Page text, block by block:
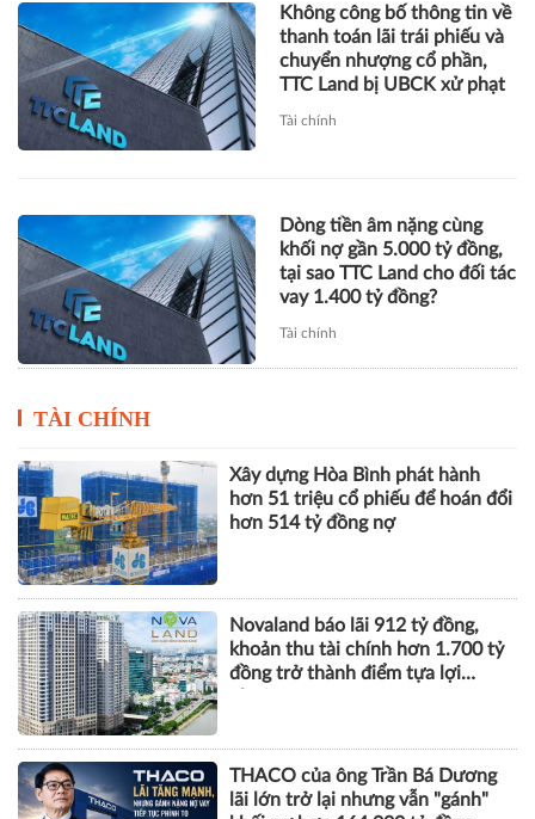
Dòng tiền âm nặng cùng
khối nợ gần 5.000 tỷ đồng,
tại sao TTC Land cho đối tác
TÀI CHÍNH
Xây dựng Hòa Bình phát hành
hơn 51 triệu cổ phiếu để hoán đổi
hơn 514 tỷ đồng nợ
Novaland báo lãi 912 tỷ đồng,
khoản thu tài chính hơn 1.700 tỷ
đồng trở thành điểm tựa lợi
THACO của ông Trần Bá Dương
lãi lớn trở lại nhưng vẫn "gánh"
khối nợ hơn 164.000 tỷ đồng
Vinhomes báo lãi kỷ lục hơn
52.000 tỷ đồng sau 6 tháng, gấp
gần 5 lần cùng kỳ